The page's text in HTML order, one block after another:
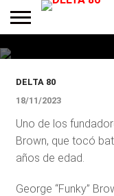
PREMIOS
PRODUCCIONES
PROGRAMACION
CONTACTO
HOMEPAGE
Murió
fundador
DELTA 80
18/11/2023
Uno de los
Brown, que tocó
años de edad.
George “Funky”